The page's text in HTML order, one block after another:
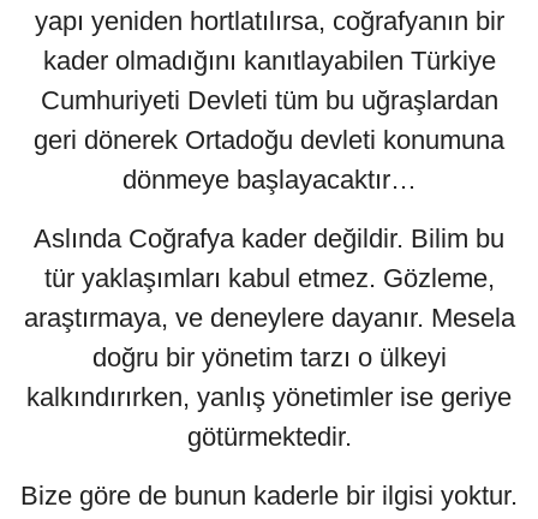
yapı yeniden hortlatılırsa, coğrafyanın bir
kader olmadığını kanıtlayabilen Türkiye
Cumhuriyeti Devleti tüm bu uğraşlardan
geri dönerek Ortadoğu devleti konumuna
dönmeye başlayacaktır…
Aslında Coğrafya kader değildir. Bilim bu
tür yaklaşımları kabul etmez. Gözleme,
araştırmaya, ve deneylere dayanır. Mesela
doğru bir yönetim tarzı o ülkeyi
kalkındırırken, yanlış yönetimler ise geriye
götürmektedir.
Bize göre de bunun kaderle bir ilgisi yoktur.